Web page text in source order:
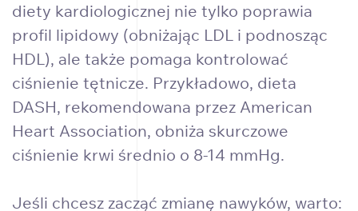
diety kardiologicznej nie tylko poprawia
profil lipidowy (obniżając LDL i podnosząc
HDL), ale także pomaga kontrolować
ciśnienie tętnicze. Przykładowo, dieta
DASH, rekomendowana przez American
Heart Association, obniża skurczowe
ciśnienie krwi średnio o 8-14 mmHg.
Jeśli chcesz zacząć zmianę nawyków, warto: